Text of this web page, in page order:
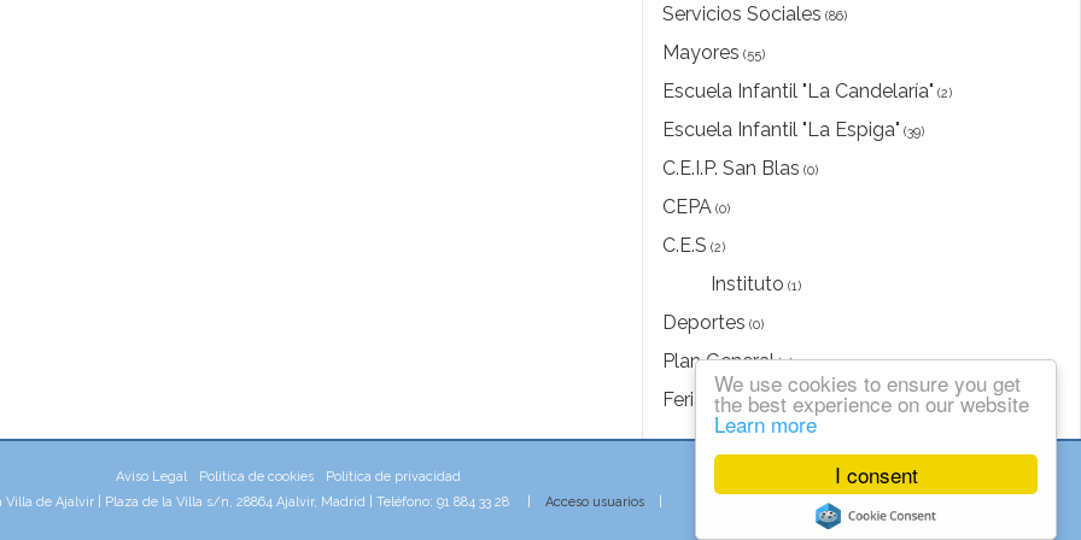
I consent
We use cookies to ensure you get
the best experience on our website
Learn more
Servicios Sociales (86)
Mayores (55)
Escuela Infantil "La Candelaría" (2)
Escuela Infantil "La Espiga" (39)
C.E.I.P. San Blas (0)
CEPA(0)
C.E.S (2)
Instituto (1)
Deportes (0)
Plan General(0)
Feria del Libro (0)
Aviso Legal Política de cookies
Política de privacidad
de Ajalvir | Plaza de la Villa s/n, 28864 Ajalvir, Madrid | Teléfono: 91 884 33 28 | Acceso usuarios|